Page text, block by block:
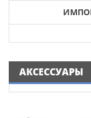
АКСЕССУАРЫ